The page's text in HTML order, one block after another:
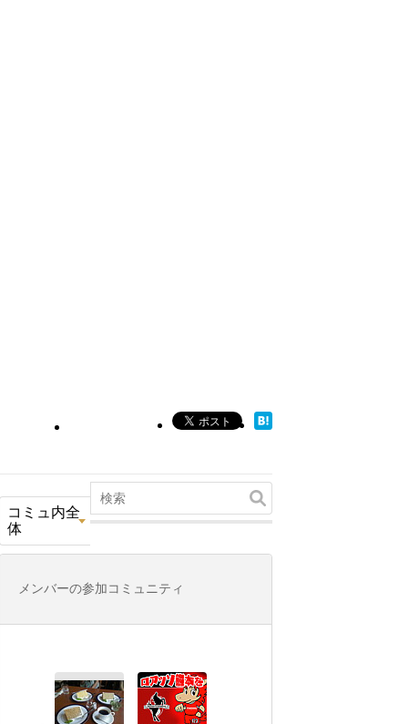
コミュ内全
体
メンバーの参加コミュニティ